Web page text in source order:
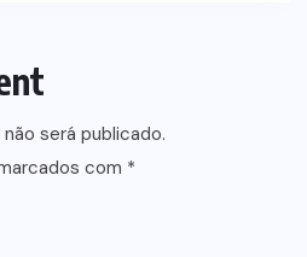
será publicado.
com *